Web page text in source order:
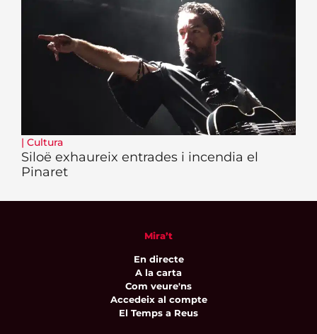
| Cultura
Siloë exhaureix entrades i incendia el
Pinaret
Mira’t
En directe
A la carta
Com veure'ns
Accedeix al compte
El Temps a Reus